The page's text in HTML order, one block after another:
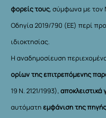
φορείς τους, σύμφωνα με τον
Οδηγία 2019/790 (ΕΕ) περί
ιδιοκτησίας.
Η αναδημοσίευση
ορίων της επιτρεπόμενης
19 Ν. 2121/1993), αποκλειστικά
αυτόματηεμφάνιση της